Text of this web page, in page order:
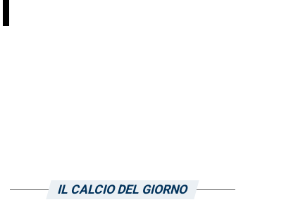
IL CALCIO DEL GIORNO